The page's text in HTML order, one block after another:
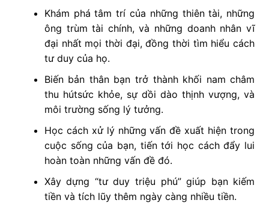
Khám phá tâm trí của những thiên tài, những
ông trùm tài chính, và những doanh nhân vĩ
đại nhất mọi thời đại, đồng thời tìm hiểu cách
tư duy của họ.
Biến bản thân bạn trở thành khối nam châm
thu hútsức khỏe, sự dồi dào thịnh vượng, và
môi trường sống lý tưởng.
Học cách xử lý những vấn đề xuất hiện trong
cuộc sống của bạn, tiến tới học cách đẩy lui
hoàn toàn những vấn đề đó.
Xây dựng “tư duy triệu phú” giúp bạn kiếm
tiền và tích lũy thêm ngày càng nhiều tiền.